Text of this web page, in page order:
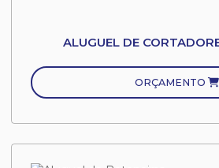
ALUGUEL DE
ORÇAMENTO